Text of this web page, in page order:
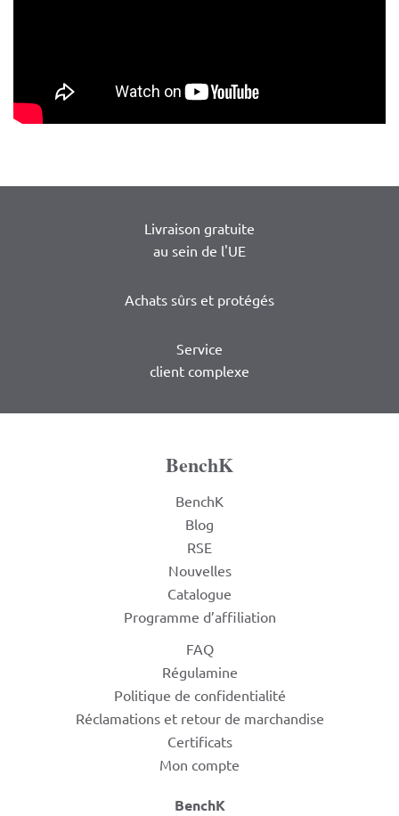
Livraison gratuite
au sein de l'UE
Achats sûrs et protégés
Service
client complexe
BenchK
BenchK
Blog
RSE
Nouvelles
Catalogue
Programme d’affiliation
FAQ
Régulamine
Politique de confidentialité
Réclamations et retour de marchandise
Certificats
Mon compte
BenchK